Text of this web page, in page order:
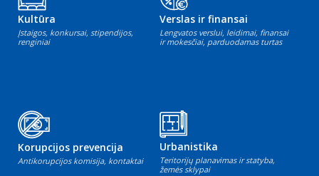
Kultūra
Įstaigos, konkursai, stipendijos,
renginiai
Verslas ir finansai
Lengvatos verslui, leidimai, finansai
ir mokesčiai, parduodamas turtas
Korupcijos prevencija
Antikorupcijos komisija, kontaktai
Urbanistika
Teritorijų planavimas ir statyba,
žemės sklypai